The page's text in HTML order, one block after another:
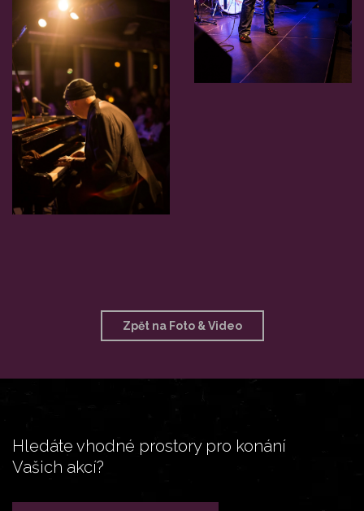
Zpět na Foto & Video
Hledáte vhodné prostory pro konání
Vašich akcí?